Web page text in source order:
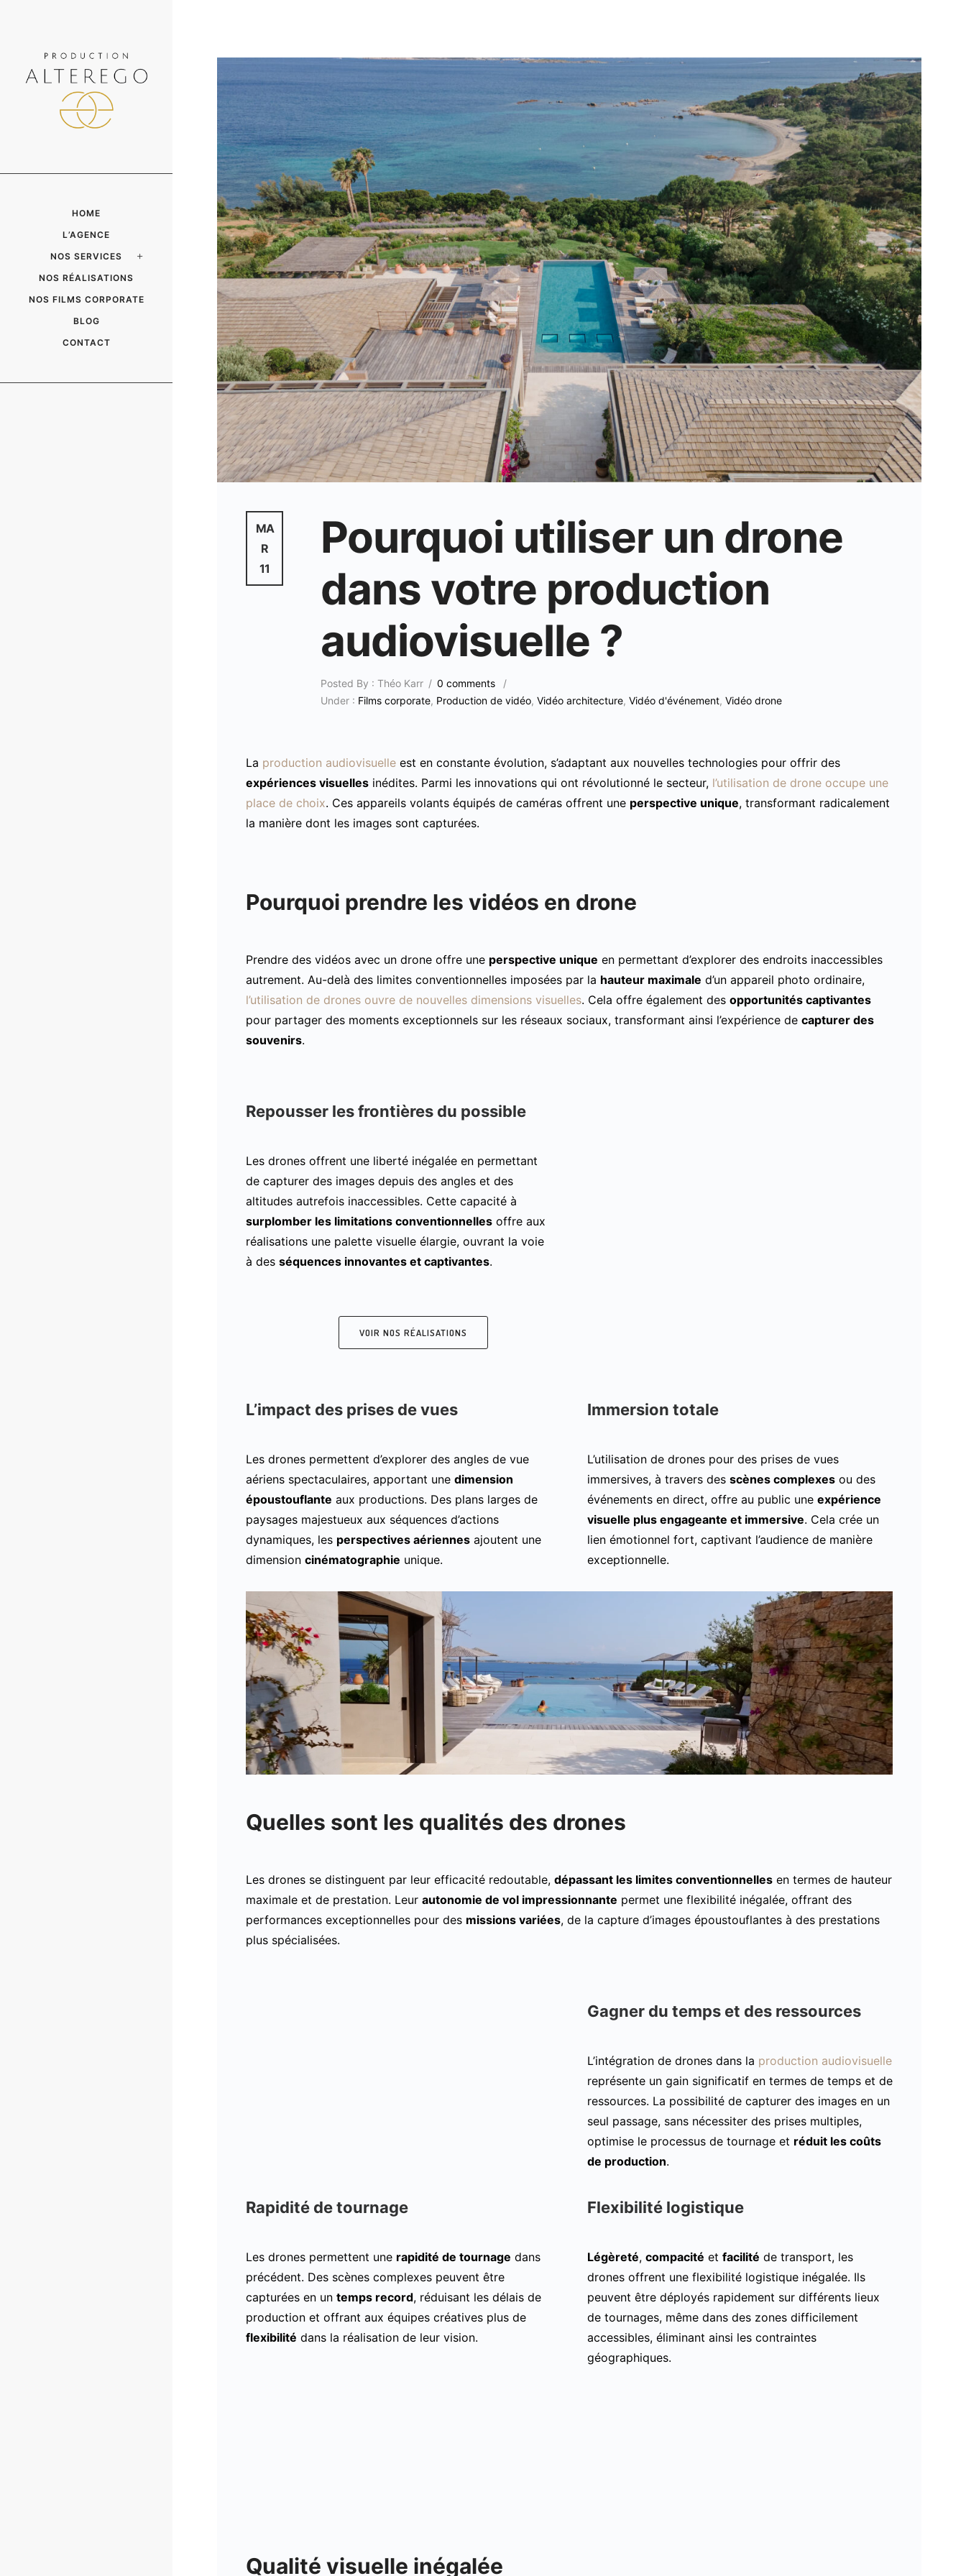
HOME
L’AGENCE
NOS SERVICES
NOS RÉALISATIONS
NOS FILMS CORPORATE
BLOG
CONTACT
MA
R
11
Pourquoi utiliser un drone
dans votre production
audiovisuelle ?
Posted By : Théo Karr / 0 comments
/
Under : Films corporate, Production de vidéo, Vidéo architecture, Vidéo d'événement, Vidéo drone
La production audiovisuelle est en constante évolution, s’adaptant aux nouvelles technologies pour offrir des
expériences visuelles inédites. Parmi les innovations qui ont révolutionné le secteur, l’utilisation de drone occupe une
place de choix. Ces appareils volants équipés de caméras offrent une perspective unique, transformant radicalement
la manière dont les images sont capturées.
Pourquoi prendre les vidéos en drone
Prendre des vidéos avec un drone offre une perspective unique en permettant d’explorer des endroits inaccessibles
autrement. Au-delà des limites conventionnelles imposées par la hauteur maximale d’un appareil photo ordinaire,
l’utilisation de drones ouvre de nouvelles dimensions visuelles. Cela offre également des opportunités captivantes
pour partager des moments exceptionnels sur les réseaux sociaux, transformant ainsi l’expérience de capturer des
souvenirs.
Repousser les frontières du possible
Les drones offrent une liberté inégalée en permettant
de capturer des images depuis des angles et des
altitudes autrefois inaccessibles. Cette capacité à
surplomber les limitations conventionnelles offre aux
réalisations une palette visuelle élargie, ouvrant la voie
à des séquences innovantes et captivantes.
VOIR NOS RÉALISATIONS
L’impact des prises de vues
Les drones permettent d’explorer des angles de vue
aériens spectaculaires, apportant une dimension
époustouflante aux productions. Des plans larges de
paysages majestueux aux séquences d’actions
dynamiques, les perspectives aériennes ajoutent une
dimension cinématographie unique.
Immersion totale
L’utilisation de drones pour des prises de vues
immersives, à travers des scènes complexes ou des
événements en direct, offre au public une expérience
visuelle plus engageante et immersive. Cela crée un
lien émotionnel fort, captivant l’audience de manière
exceptionnelle.
Quelles sont les qualités des drones
Les drones se distinguent par leur efficacité redoutable, dépassant les limites conventionnelles en termes de hauteur
maximale et de prestation. Leur autonomie de vol impressionnante permet une flexibilité inégalée, offrant des
performances exceptionnelles pour des missions variées, de la capture d’images époustouflantes à des prestations
plus spécialisées.
Gagner du temps et des ressources
L’intégration de drones dans la production audiovisuelle
représente un gain significatif en termes de temps et de
ressources. La possibilité de capturer des images en un
seul passage, sans nécessiter des prises multiples,
optimise le processus de tournage et réduit les coûts
de production.
Rapidité de tournage
Les drones permettent une rapidité de tournage dans
précédent. Des scènes complexes peuvent être
capturées en un temps record, réduisant les délais de
production et offrant aux équipes créatives plus de
flexibilité dans la réalisation de leur vision.
Flexibilité logistique
Légèreté, compacité et facilité de transport, les
drones offrent une flexibilité logistique inégalée. Ils
peuvent être déployés rapidement sur différents lieux
de tournages, même dans des zones difficilement
accessibles, éliminant ainsi les contraintes
géographiques.
Qualité visuelle inégalée